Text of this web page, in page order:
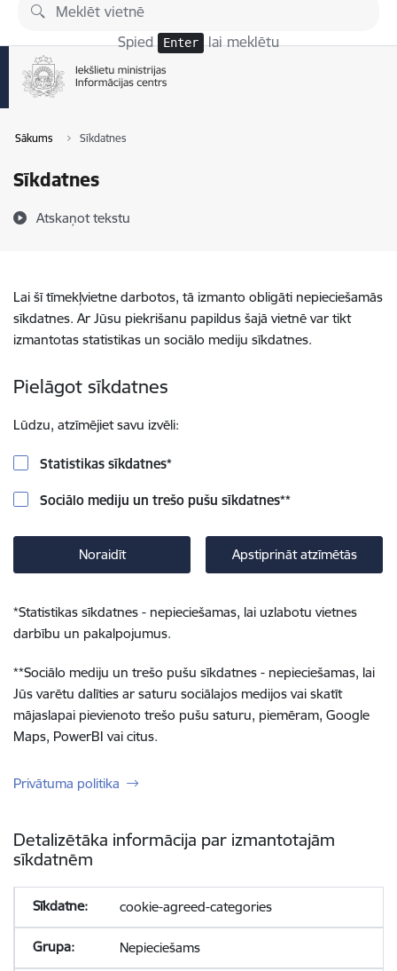
Pāriet uz lapas saturu
Spied Enter lai meklētu
Sākums Sīkdatnes
Sīkdatnes
Atskaņot tekstu
Lai šī tīmekļvietne darbotos, tā izmanto obligāti nepieciešamās
sīkdatnes. Ar Jūsu piekrišanu papildus šajā vietnē var tikt
izmantotas statistikas un sociālo mediju sīkdatnes.
Pielāgot sīkdatnes
Lūdzu, atzīmējiet savu izvēli:
Statistikas sīkdatnes*
Sociālo mediju un trešo pušu sīkdatnes**
Noraidīt Apstiprināt atzīmētās
*Statistikas sīkdatnes - nepieciešamas, lai uzlabotu vietnes
darbību un pakalpojumus.
**Sociālo mediju un trešo pušu sīkdatnes - nepieciešamas, lai
Jūs varētu dalīties ar saturu sociālajos medijos vai skatīt
mājaslapai pievienoto trešo pušu saturu, piemēram, Google
Maps, PowerBI vai citus.
Privātuma politika
Detalizētāka informācija par izmantotajām
sīkdatnēm
cookie-agreed-categories
Nepieciešams